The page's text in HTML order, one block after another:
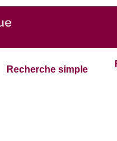
Recherche simple